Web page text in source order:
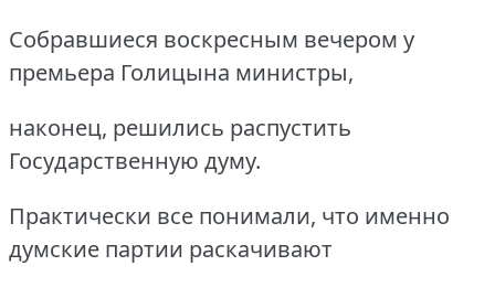
Собравшиеся воскресным вечером у
премьера Голицына министры,
наконец, решились распустить
Государственную думу.
Практически все понимали, что именно
думские партии раскачивают